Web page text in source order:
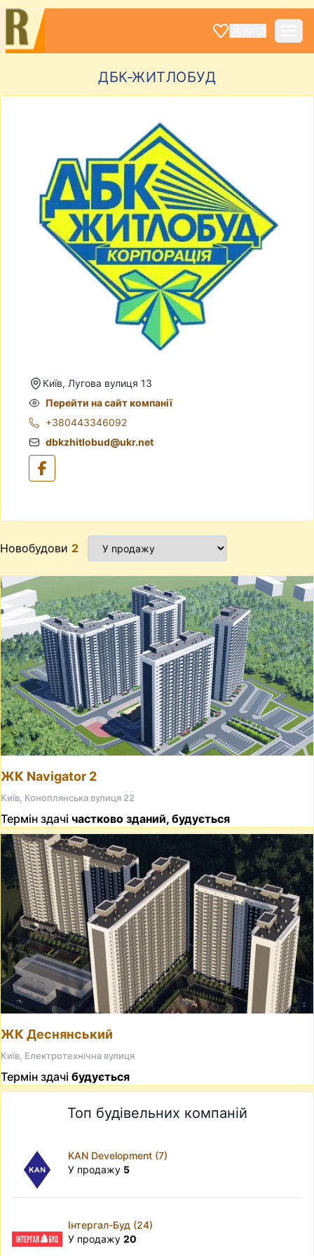
ДБК-ЖИТЛОБУД
Київ, Лугова вулиця 13
Перейти на сайт компанії
+380443346092
dbkzhitlobud@ukr.net
Новобудови 2
ЖК Navigator 2
Київ, Коноплянська вулиця 22
Термін здачі частково зданий, будується
ЖК Деснянський
Київ, Електротехнічна вулиця
Термін здачі будується
Топ будівельних компаній
KAN Development (7)
У продажу 5
Інтергал-Буд (24)
У продажу 20